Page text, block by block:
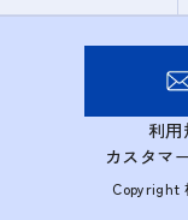
利用
カスタマ
Copyright